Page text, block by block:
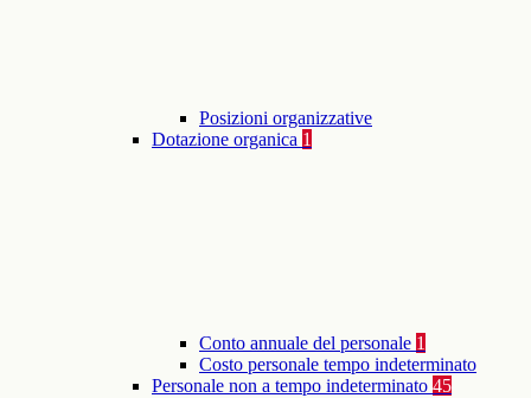
Posizioni organizzative
Dotazione organica 1
Conto annuale del personale 1
Costo personale tempo indeterminato
Personale non a tempo indeterminato 45